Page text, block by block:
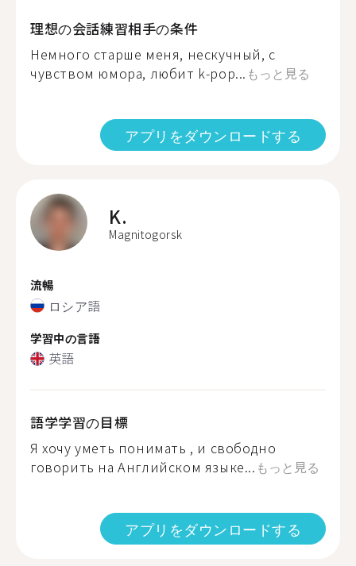
理想の会話練習相手の条件
Немного старше меня, нескучный, с
чувством юмора, любит k-pop... もっと見る
アプリをダウンロードする
K.
Magnitogorsk
流暢
ロシア語
学習中の言語
英語
語学学習の目標
Я хочу уметь понимать , и свободно
говорить на Английском языке... もっと見る
アプリをダウンロードする